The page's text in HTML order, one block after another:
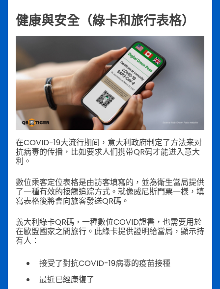
健康與安全（綠卡和旅行表格）
在COVID-19大流行期间，意大利政府制定了方法来对
抗病毒的传播，比如要求人们携带QR码才能进入意大
利。
數位乘客定位表格是由訪客填寫的，並為衛生當局提供
了一種有效的接觸追踪方式。就像威尼斯門票一樣，填
寫表格後將會向旅客發送QR碼。
義大利綠卡QR碼，一種數位COVID證書，也需要用於
在歐盟國家之間旅行。此綠卡提供證明給當局，顯示持
有人：
接受了對抗COVID-19病毒的疫苗接種
最近已經康復了